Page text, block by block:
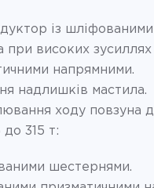
із
при високих
напрямними.
надлишків мастила.
ходу повзуна
до 315 т:
шестернями.